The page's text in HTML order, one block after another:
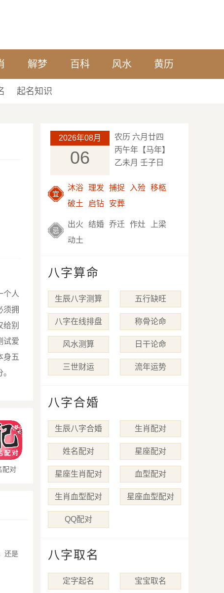
解梦 百科 风水 黄历
起名知识
个人
须拥
别
试爱
身五
配对
还是
2026年08月
06
农历 六月廿四
丙午年【马年】
乙未月 壬子日
宜
沐浴 理发 捕捉 入殓 移柩
破土
启钻 安葬
忌
出火 结婚 乔迁 作灶
上梁
动土
八字算命
生辰八字测算 五行缺旺
八字在线排盘 称骨论命
风水测算 日干论命
三世财运 流年运势
八字合婚
生辰八字合婚 生肖配对
姓名配对 星座配对
星座生肖配对 血型配对
生肖血型配对 星座血型配对
QQ配对
八字取名
定字起名 宝宝取名